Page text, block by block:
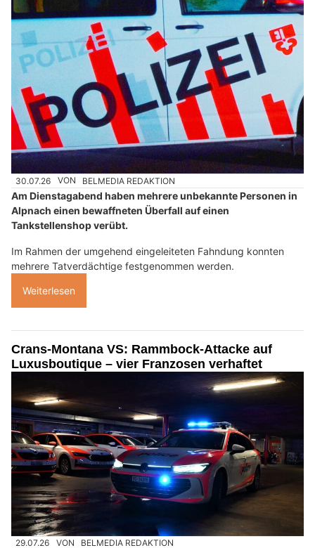
30.07.26 VON BELMEDIA REDAKTION
Am Dienstagabend haben mehrere unbekannte Personen in
Alpnach einen bewaffneten Überfall auf einen
Tankstellenshop verübt.
Im Rahmen der umgehend eingeleiteten Fahndung konnten
mehrere Tatverdächtige festgenommen werden.
Weiterlesen
Crans-Montana VS: Rammbock-Attacke auf
Luxusboutique – vier Franzosen verhaftet
29.07.26 VON BELMEDIA REDAKTION